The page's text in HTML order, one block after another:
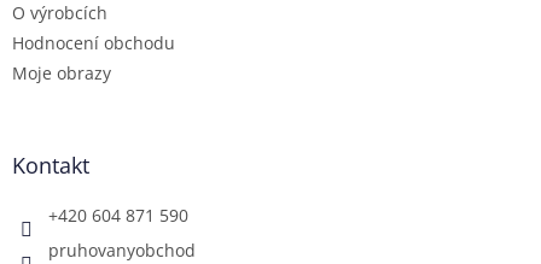
O výrobcích
Hodnocení obchodu
Moje obrazy
Kontakt
+420 604 871 590
pruhovanyobchod